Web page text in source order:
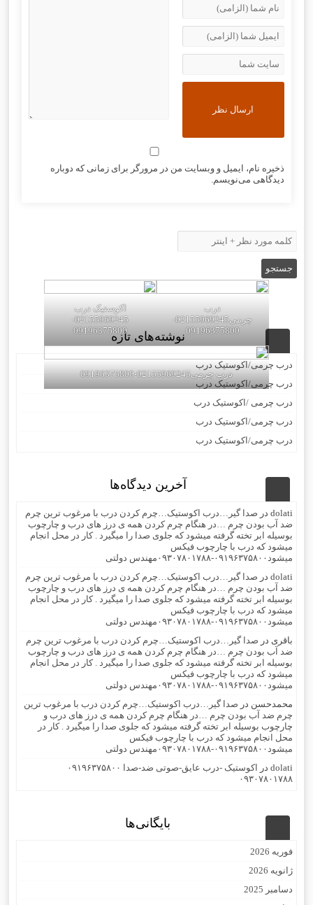
ذخیره نام، ایمیل و وبسایت من در مرورگر برای زمانی که دوباره
دیدگاهی می‌نویسم.
درب
چرمی02155969245-
09196375800
اکوستیک درب
02155969245-
09196375800
درب چرمی02155969245-09196375800
نوشته‌های تازه
درب چرمی/اکوستیک درب
درب چرمی/اکوستیک درب
درب چرمی /اکوستیک درب
درب چرمی/اکوستیک درب
درب چرمی/اکوستیک درب
آخرین دیدگاه‌ها
dolati در صدا گیر…درب اکوستیک…چرم کردن درب با مرغوب ترین چرم
ضد آب بودن چرم …در هنگام چرم کردن همه ی درز های درب و چارچوب
بوسیله ابر تخته گرفته میشود که جلوی صدا را میگیرد . کار در محل انجام
میشود که درب با چارچوب فیکس
میشود۰۹۱۹۶۳۷۵۸۰۰-۰۹۳۰۷۸۰۱۷۸۸مهندس دولتی
dolati در صدا گیر…درب اکوستیک…چرم کردن درب با مرغوب ترین چرم
ضد آب بودن چرم …در هنگام چرم کردن همه ی درز های درب و چارچوب
بوسیله ابر تخته گرفته میشود که جلوی صدا را میگیرد . کار در محل انجام
میشود که درب با چارچوب فیکس
میشود۰۹۱۹۶۳۷۵۸۰۰-۰۹۳۰۷۸۰۱۷۸۸مهندس دولتی
باقری در صدا گیر…درب اکوستیک…چرم کردن درب با مرغوب ترین چرم
ضد آب بودن چرم …در هنگام چرم کردن همه ی درز های درب و چارچوب
بوسیله ابر تخته گرفته میشود که جلوی صدا را میگیرد . کار در محل انجام
میشود که درب با چارچوب فیکس
میشود۰۹۱۹۶۳۷۵۸۰۰-۰۹۳۰۷۸۰۱۷۸۸مهندس دولتی
محمدحسن در صدا گیر…درب اکوستیک…چرم کردن درب با مرغوب ترین
چرم ضد آب بودن چرم …در هنگام چرم کردن همه ی درز های درب و
چارچوب بوسیله ابر تخته گرفته میشود که جلوی صدا را میگیرد . کار در
محل انجام میشود که درب با چارچوب فیکس
میشود۰۹۱۹۶۳۷۵۸۰۰-۰۹۳۰۷۸۰۱۷۸۸مهندس دولتی
dolati در
اکوستیک -درب عایق-صوتی ضد-صدا ۰۹۱۹۶۳۷۵۸۰۰
۰۹۳۰۷۸۰۱۷۸۸
بایگانی‌ها
فوریه 2026
ژانویه 2026
دسامبر 2025